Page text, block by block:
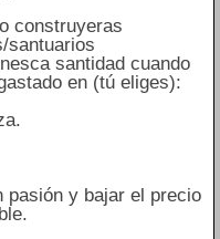
construyeras
santuarios
santidad cuando
en (tú eliges):
pasión y bajar el precio